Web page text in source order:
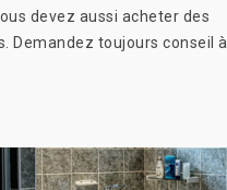
devez aussi acheter des
Demandez toujours conseil à